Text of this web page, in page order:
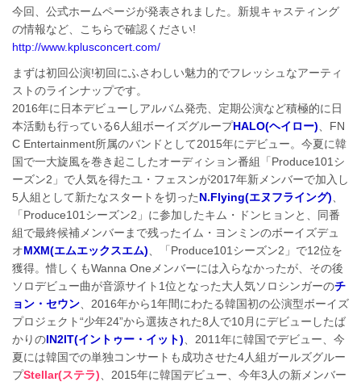
今回、公式ホームページが発表されました。新規キャスティング
の情報など、こちらで確認ください!
http://www.kplusconcert.com/
まずは初回公演!初回にふさわしい魅力的でフレッシュなアーティ
ストのラインナップです。
2016年に日本デビューしアルバム発売、定期公演など積極的に日
本活動も行っている6人組ボーイズグループHALO(ヘイロー) 、FN
C Entertainment所属のバンドとして2015年にデビュー。今夏に韓
国で一大旋風を巻き起こしたオーディション番組「Produce101シ
ーズン2」で人気を得たユ・フェスンが2017年新メンバーで加入し
5人組として新たなスタートを切ったN.Flying(エヌフライング)
「Produce101シーズン2」に参加したキム・ドンヒョンと、同番
組で最終候補メンバーまで残ったイム・ヨンミンのボーイズデュ
オMXM(エムエックスエム) 、「Produce101シーズン2」で12位を
獲得。惜しくもWanna Oneメンバーには入らなかったが、その後
ソロデビュー曲が音源サイト1位となった大人気ソロシンガーのチ
ョン・セウン 、2016年から1年間にわたる韓国初の公演型ボーイズ
プロジェクト“少年24”から選抜された8人で10月にデビューしたば
かりのIN2IT(イントゥー・イット) 、2011年に韓国でデビュー、今
夏には韓国での単独コンサートも成功させた4人組ガールズグルー
プStellar(ステラ) 、2015年に韓国デビュー、今年3人の新メンバー